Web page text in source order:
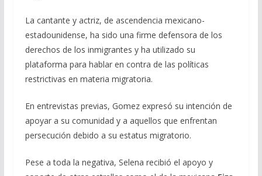
La cantante y actriz, de ascendencia mexicano-
estadounidense, ha sido una firme defensora de los
derechos de los inmigrantes y ha utilizado su
plataforma para hablar en contra de las políticas
restrictivas en materia migratoria.
En entrevistas previas, Gomez expresó su intención de
apoyar a su comunidad y a aquellos que enfrentan
persecución debido a su estatus migratorio.
Pese a toda la negativa, Selena recibió el apoyo y